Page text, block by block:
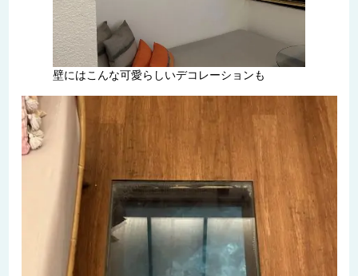
壁にはこんな可愛らしいデコレーションも